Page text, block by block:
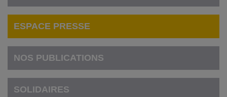
ESPACE PRESSE
NOS PUBLICATIONS
SOLIDAIRES